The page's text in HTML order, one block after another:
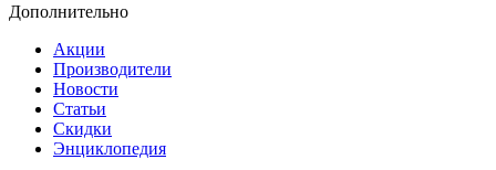
Дополнительно
Акции
Производители
Новости
Статьи
Скидки
Энциклопедия